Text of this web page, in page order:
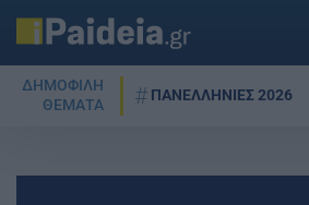
ΔΗΜΟΦΙΛΗ
ΘΕΜΑΤΑ
ΠΑΝΕΛΛΗΝΙΕΣ 2026